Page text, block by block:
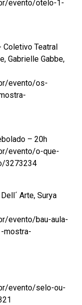
evento/otelo-1-
Coletivo Teatral
Gabrielle Gabbe,
evento/os-
– 20h
evento/o-que-
3273234
Arte, Surya
evento/bau-aula-
mostra-
evento/selo-ou-